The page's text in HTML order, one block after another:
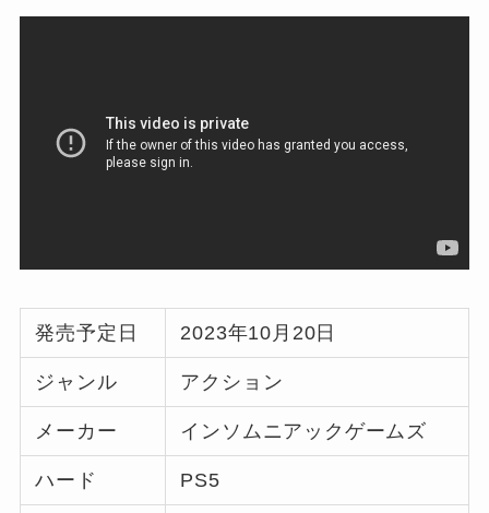
発売予定日 2023年10月20日
ジャンル アクション
メーカー インソムニアックゲームズ
ハード PS5